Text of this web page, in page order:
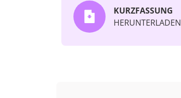
KURZFASSUNG
HERUNTERLADEN